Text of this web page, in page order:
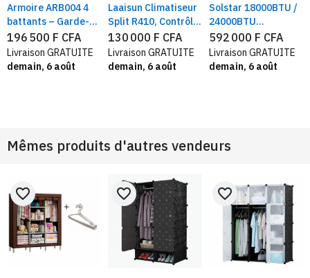
Armoire ARB004 4
battants – Garde-
robe design et
optimisée
196 500 F CFA
Livraison GRATUITE
demain, 6 août
Laaisun Climatiseur
Split R410, Contrôle
automatique de
température
130 000 F CFA
Livraison GRATUITE
demain, 6 août
Solstar 18000BTU /
24000BTU
climatiseur
cassette, Economie
d'énergie, Gaz R410
592 000 F CFA
Livraison GRATUITE
demain, 6 août
Mêmes produits d'autres vendeurs
favorite_border favorite_border favorite_border